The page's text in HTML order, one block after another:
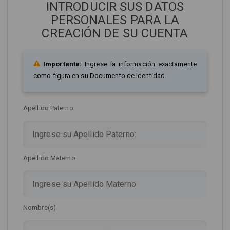
INTRODUCIR SUS DATOS
PERSONALES PARA LA
CREACIÓN DE SU CUENTA
Importante: Ingrese la información exactamente
como figura en su Documento de Identidad.
Apellido Paterno
Apellido Materno
Nombre(s)